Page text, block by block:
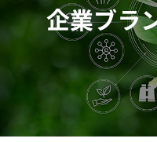
企業ブラ